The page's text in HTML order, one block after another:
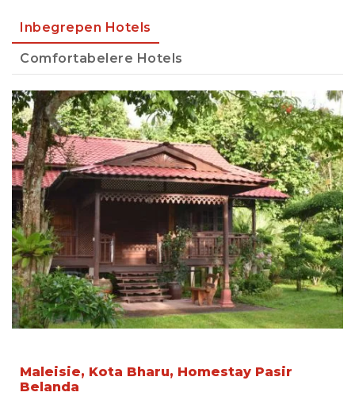
Inbegrepen Hotels
Comfortabelere Hotels
Maleisie, Kota Bharu, Homestay Pasir
Belanda